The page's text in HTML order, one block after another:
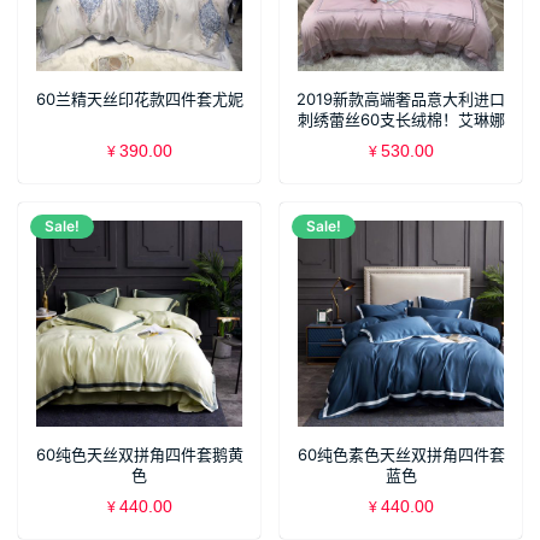
60兰精天丝印花款四件套尤妮
¥ 390.00
2019新款高端奢品意大利进口
刺绣蕾丝60支长绒棉！艾琳娜
雅粉
¥ 530.00
Sale!
60纯色天丝双拼角四件套鹅黄
色
¥ 440.00
Sale!
60纯色素色天丝双拼角四件套
蓝色
¥ 440.00